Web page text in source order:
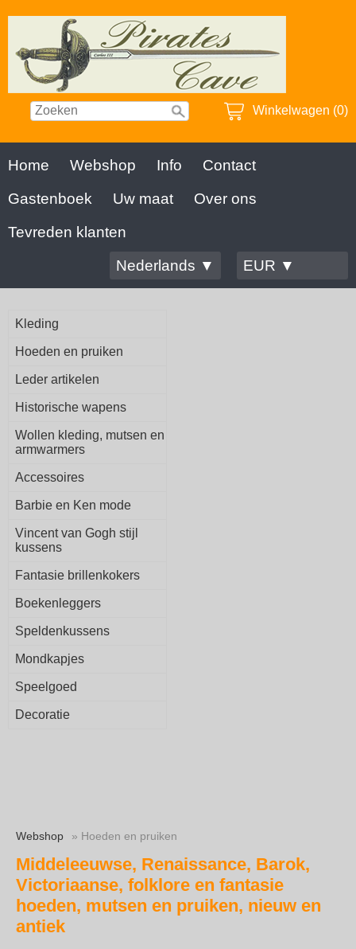
Winkelwagen (0)
Home Webshop Info
Contact
Gastenboek
Uw maat
Over ons
Tevreden klanten
Nederlands ▼
EUR ▼
Kleding
Hoeden en pruiken
Leder artikelen
Historische wapens
Wollen kleding, mutsen en
armwarmers
Accessoires
Barbie en Ken mode
Vincent van Gogh stijl
kussens
Fantasie brillenkokers
Boekenleggers
Speldenkussens
Mondkapjes
Speelgoed
Decoratie
Webshop » Hoeden en pruiken
Middeleeuwse, Renaissance, Barok,
Victoriaanse, folklore en fantasie
hoeden, mutsen en pruiken, nieuw en
antiek